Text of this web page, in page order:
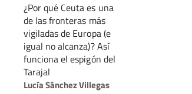
¿Por qué Ceuta es una
de las fronteras más
vigiladas de Europa (e
igual no alcanza)? Así
funciona el espigón del
Tarajal
Lucía Sánchez Villegas